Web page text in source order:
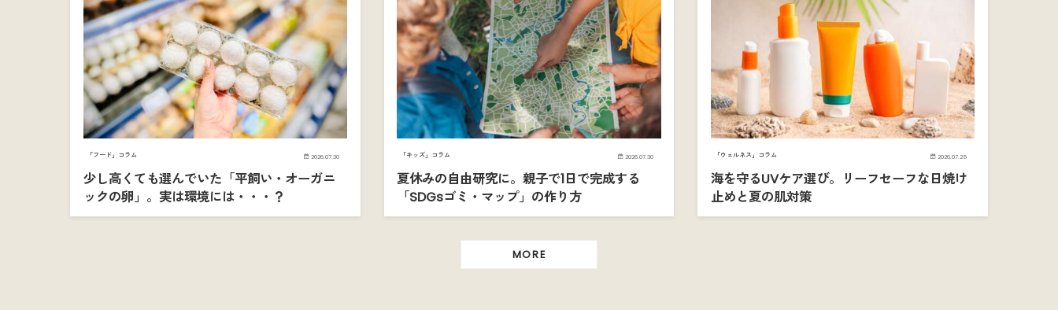
「フード」コラム 2026.07.30
少し高くても選んでいた「平飼い・オーガニ
ックの卵」。実は環境には・・・？
「キッズ」コラム 2026.07.30
夏休みの自由研究に。親子で1日で完成する
「SDGsゴミ・マップ」の作り方
「ウェルネス」コラム 2026.07.25
海を守るUVケア選び。リーフセーフな日焼け
止めと夏の肌対策
MORE